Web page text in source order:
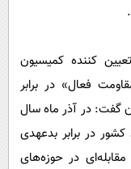
کننده کمیسیون
فعال» در برابر
گفت: در آذر ماه سال
در برابر بدعهدی
مقابله‌ای در حوزه‌های